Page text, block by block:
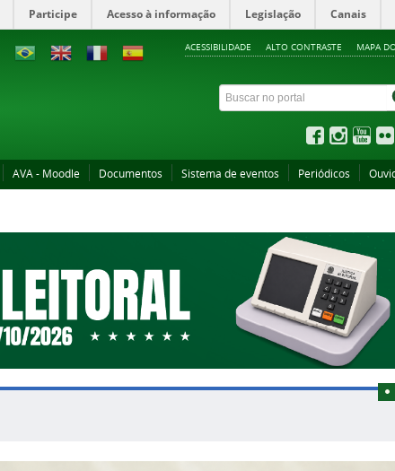
Participe Acesso à informação Legislação Canais
ACESSIBILIDADE ALTO CONTRASTE MAPA
AVA - Moodle Documentos Sistema de eventos Periódicos